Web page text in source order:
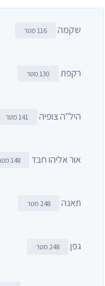
שקמה 116 מטר
רקפת 130 מטר
היל"ה צופיה 141 מטר
אור אליהו חבד 148 מטר
תאנה 248 מטר
גפן 248 מטר